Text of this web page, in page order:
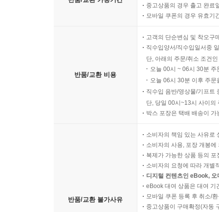
중고상품의 경우 출고 완료
모바일 쿠폰의 경우 유효기
반품/교환 비용
고객의 단순변심 및 착오구
직수입양서/직수입일서중
단, 아래의 주문/취소 조건
오늘 00시 ~ 06시 30분
오늘 06시 30분 이후 주
직수입 음반/영상물/기프트
단, 당일 00시~13시 사이의
박스 포장은 택배 배송이
반품/교환 불가사유
소비자의 책임 있는 사유로
소비자의 사용, 포장 개봉
복제가 가능한 상품 등의
소비자의 요청에 따라 개별
디지털 컨텐츠인 eBook,
eBook 대여 상품은 대여 기
모바일 쿠폰 등록 후 취소/
중고상품이 구매확정(자동